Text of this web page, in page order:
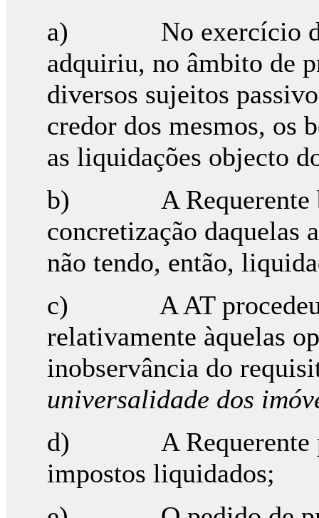
a) No exercício da
adquiriu, no âmbito de
diversos sujeitos
credor dos mesmos, os
as liquidações objecto
b) A Requerente
concretização daquelas
não tendo, então,
c) A AT procedeu à
relativamente àquelas
inobservância do
universalidade dos
d) A Requerente
impostos liquidados;